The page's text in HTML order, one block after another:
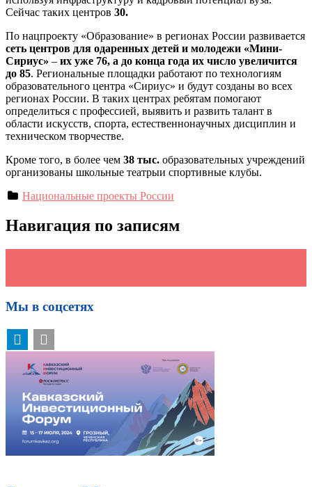
Сейчас таких центров 30.
По нацпроекту «Образование» в регионах России развивается
сеть центров для одаренных детей и молодежи «Мини-
Сириус» – их уже 76, а до конца года их число увеличится
до 85. Региональные площадки работают по технологиям
образовательного центра «Сириус» и будут созданы во всех
регионах России. В таких центрах ребятам помогают
определиться с профессией, выявить и развить талант в
области искусств, спорта, естественнонаучных дисциплин и
техническом творчестве.
Кроме того, в более чем 38 тыс. образовательных учреждений
организованы школьные театрыи спортивные клубы.
Национальные проекты России
Навигация по записям
Мы в соцсетях